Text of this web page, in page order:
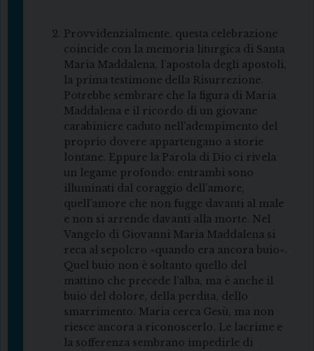
Provvidenzialmente, questa celebrazione
coincide con la memoria liturgica di Santa
Maria Maddalena, l’apostola degli apostoli,
la prima testimone della Risurrezione.
Potrebbe sembrare che la figura di Maria
Maddalena e il ricordo di un giovane
carabiniere caduto nell’adempimento del
proprio dovere appartengano a storie
lontane. Eppure la Parola di Dio ci rivela
un legame profondo: entrambi sono
illuminati dal coraggio dell’amore,
quell’amore che non fugge davanti al male
e non si arrende davanti alla morte. Nel
Vangelo di Giovanni Maria Maddalena si
reca al sepolcro «quando era ancora buio».
Quel buio non è soltanto quello del
mattino che precede l’alba, ma è anche il
buio del dolore, della perdita, dello
smarrimento. Maria cerca Gesù, ma non
riesce ancora a riconoscerlo. Le lacrime e
la sofferenza sembrano impedirle di